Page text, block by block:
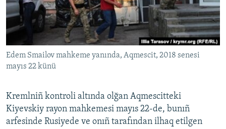
Русский
Українською
QOŞULIÑIZ!
RFE/RS bütün saytları
Edem Smailov mahkeme yanında, Aqmescit, 2018 senesi
mayıs 22 künü
Kremlniñ kontroli altında olğan Aqmescitteki
Kiyevskiy rayon mahkemesi mayıs 22-de, bunıñ
arfesinde Rusiyede ve onıñ tarafından ilhaq etilgen